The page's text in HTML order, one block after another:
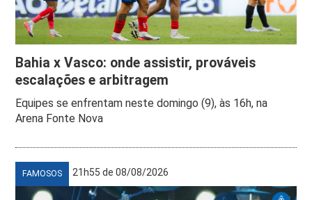
Bahia x Vasco: onde assistir, prováveis
escalações e arbitragem
Equipes se enfrentam neste domingo (9), às 16h, na
Arena Fonte Nova
FAMOSOS 21h55 de 08/08/2026